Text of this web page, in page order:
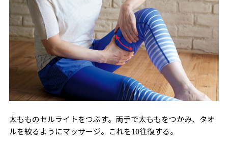
太もものセルライトをつぶす。両手で太ももをつかみ、タオ
ルを絞るようにマッサージ。これを10往復する。